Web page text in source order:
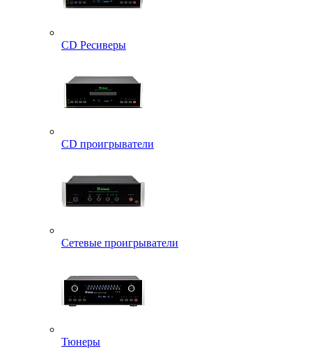
CD Ресиверы
CD проигрыватели
Сетевые проигрыватели
Тюнеры